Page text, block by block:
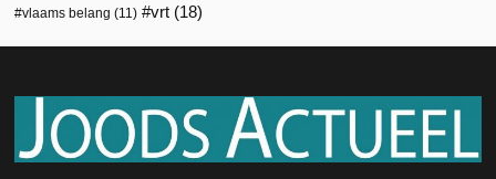
vlaams belang (11) vrt (18)